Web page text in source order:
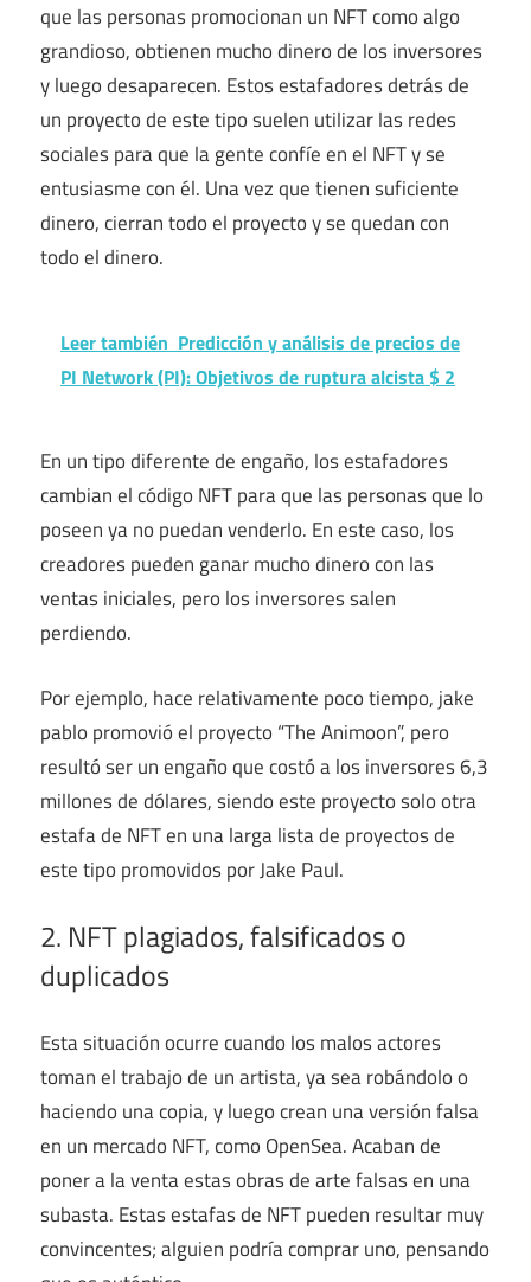
que las personas promocionan un NFT como algo
grandioso, obtienen mucho dinero de los inversores
y luego desaparecen. Estos estafadores detrás de
un proyecto de este tipo suelen utilizar las redes
sociales para que la gente confíe en el NFT y se
entusiasme con él. Una vez que tienen suficiente
dinero, cierran todo el proyecto y se quedan con
todo el dinero.
Leer también Predicción y análisis de precios de
PI Network (PI): Objetivos de ruptura alcista $ 2
En un tipo diferente de engaño, los estafadores
cambian el código NFT para que las personas que lo
poseen ya no puedan venderlo. En este caso, los
creadores pueden ganar mucho dinero con las
ventas iniciales, pero los inversores salen
perdiendo.
Por ejemplo, hace relativamente poco tiempo, jake
pablo promovió el proyecto “The Animoon”, pero
resultó ser un engaño que costó a los inversores 6,3
millones de dólares, siendo este proyecto solo otra
estafa de NFT en una larga lista de proyectos de
este tipo promovidos por Jake Paul.
2. NFT plagiados, falsificados o
duplicados
Esta situación ocurre cuando los malos actores
toman el trabajo de un artista, ya sea robándolo o
haciendo una copia, y luego crean una versión falsa
en un mercado NFT, como OpenSea. Acaban de
poner a la venta estas obras de arte falsas en una
subasta. Estas estafas de NFT pueden resultar muy
convincentes; alguien podría comprar uno, pensando